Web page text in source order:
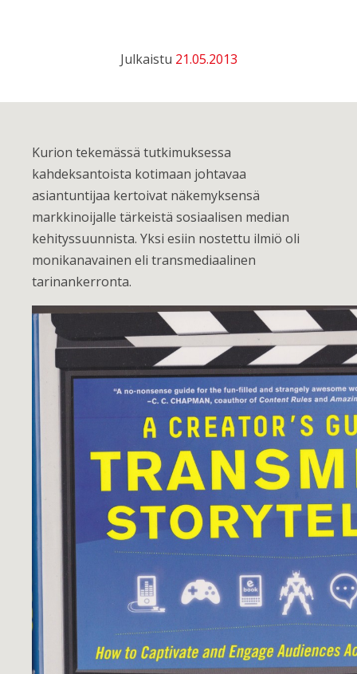
Julkaistu 21.05.2013
Kurion tekemässä tutkimuksessa
kahdeksantoista kotimaan johtavaa
asiantuntijaa kertoivat näkemyksensä
markkinoijalle tärkeistä sosiaalisen median
kehityssuunnista. Yksi esiin nostettu ilmiö oli
monikanavainen eli transmediaalinen
tarinankerronta.